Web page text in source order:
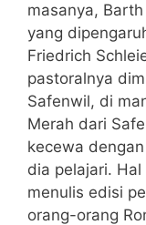
masanya,
yang
Friedrich
pastoralnya
Safenwil, di
Merah dari
kecewa
dia pelajari.
menulis edisi
orang-orang